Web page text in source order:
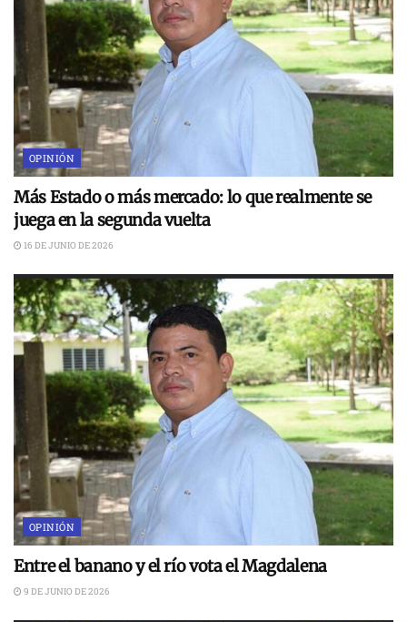
OPINIÓN
Más Estado o más mercado: lo que realmente se
juega en la segunda vuelta
16 DE JUNIO DE 2026
OPINIÓN
Entre el banano y el río vota el Magdalena
9 DE JUNIO DE 2026